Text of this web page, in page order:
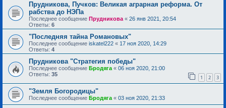
Прудникова, Пучков: Великая аграрная реформа. От
рабства до НЭПа
Последнее сообщение Прудникова« 26 янв 2021, 20:54
Ответы: 6
"Последняя тайна Романовых"
Последнее сообщение iskatel222 « 17 ноя 2020, 14:29
Ответы: 4
Прудникова "Стратегия победы"
Последнее сообщение Бродяга« 06 ноя 2020, 21:00
Ответы: 35 1 2 3
"Земля Богородицы"
Последнее сообщение Бродяга « 03 ноя 2020, 21:33